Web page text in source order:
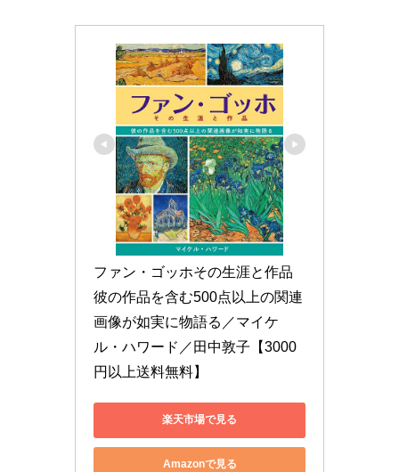
ファン・ゴッホその生涯と作品
彼の作品を含む500点以上の関連
画像が如実に物語る／マイケ
ル・ハワード／田中敦子【3000
円以上送料無料】
楽天市場で見る
Amazonで見る